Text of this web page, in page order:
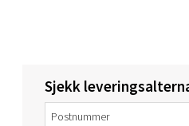
Sjekk
Torget 1, 6413 Molde